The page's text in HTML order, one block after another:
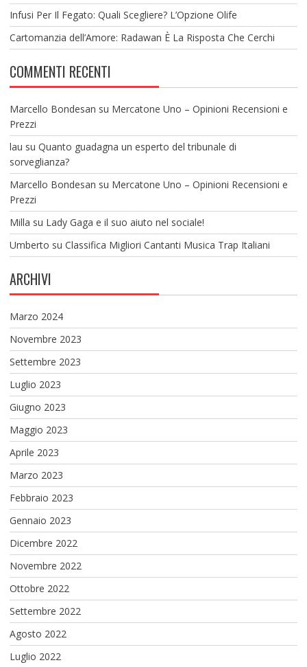
Infusi Per Il Fegato: Quali Scegliere? L’Opzione Olife
Cartomanzia dell’Amore: Radawan È La Risposta Che Cerchi
COMMENTI RECENTI
Marcello Bondesan su Mercatone Uno – Opinioni Recensioni e
Prezzi
lau su Quanto guadagna un esperto del tribunale di
sorveglianza?
Marcello Bondesan su Mercatone Uno – Opinioni Recensioni e
Prezzi
Milla su Lady Gaga e il suo aiuto nel sociale!
Umberto su Classifica Migliori Cantanti Musica Trap Italiani
ARCHIVI
Marzo 2024
Novembre 2023
Settembre 2023
Luglio 2023
Giugno 2023
Maggio 2023
Aprile 2023
Marzo 2023
Febbraio 2023
Gennaio 2023
Dicembre 2022
Novembre 2022
Ottobre 2022
Settembre 2022
Agosto 2022
Luglio 2022